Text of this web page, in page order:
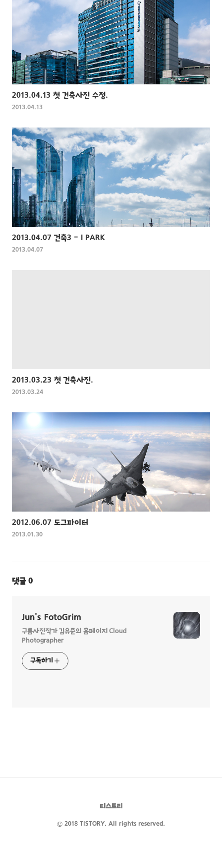
2013.04.13 첫 건축사진 수정.
2013.04.13
2013.04.07 건축3 - I PARK
2013.04.07
2013.03.23 첫 건축사진.
2013.03.24
2012.06.07 도그파이터
2013.01.30
댓글 0
Jun's FotoGrim
구름사진작가 김유준의 홈페이지 Cloud
Photographer
구독하기
티스토리
© 2018 TISTORY. All rights reserved.